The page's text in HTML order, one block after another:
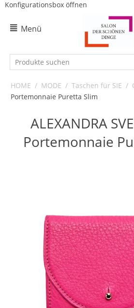
Konfigurationsbox öffnen
Menü
HOME / MODE / Taschen für SIE /
Portemonnaie Puretta Slim
ALEXANDRA
Portemonnaie